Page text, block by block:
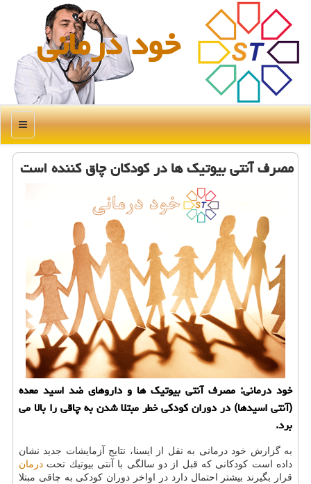
خود درمانی
منو
مصرف آنتی بیوتیك ها در كودكان چاق كننده است
خود درمانی: مصرف آنتی بیوتیك ها و داروهای ضد اسید معده
(آنتی اسیدها) در دوران كودكی خطر مبتلا شدن به چاقی را بالا می
برد.
به گزارش خود درمانی به نقل از ایسنا، نتایج آزمایشات جدید نشان
داده است كودكانی كه قبل از دو سالگی با آنتی بیوتیك تحت درمان
قرار بگیرند بیشتر احتمال دارد در اواخر دوران كودكی به چاقی مبتلا